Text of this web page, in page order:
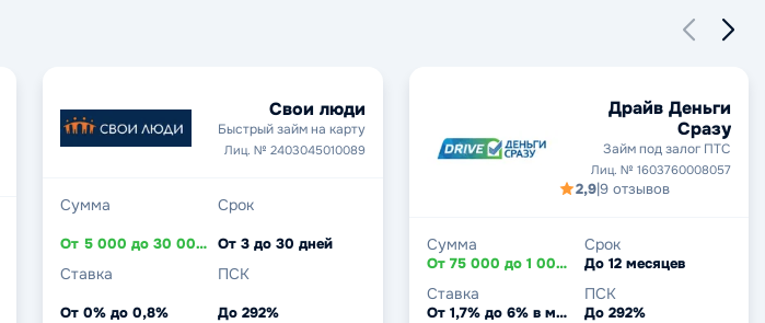
Свои люди
Быстрый займ на карту
Лиц. № 2403045010089
Сумма
От 5 000 до 30 000 ₽
Срок
От 3 до 30 дней
Ставка
От 0% до 0,8%
ПСК
До 292%
Драйв Деньги
Сразу
Займ под залог ПТС
Лиц. № 1603760008057
2,9|9 отзывов
Сумма
От 75 000 до 1 000 000 ₽
Срок
До 12 месяцев
Ставка
От 1,7% до 6% в месяц
ПСК
До 292%